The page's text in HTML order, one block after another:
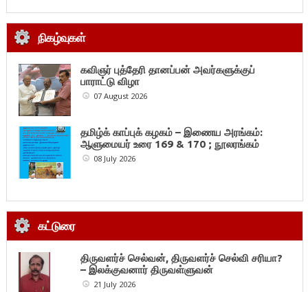
நிகழ்வுகள்
கவிஞர் புத்தேரி தானப்பன் அவர்களுக்குப்
பாராட்டு விழா
07 August 2026
தமிழ்க் காப்புக் கழகம் – இணைய அரங்கம்:
ஆளுமையர் உரை 169 & 170 ; நூலரங்கம்
08 July 2026
கட்டுரை
திருவளர்ச் செல்வன், திருவளர்ச் செல்வி சரியா?
– இலக்குவனார் திருவள்ளுவன்
21 July 2026